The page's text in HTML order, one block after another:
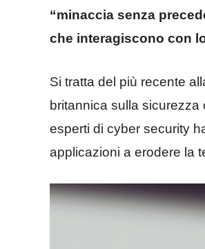
“minaccia senza
che interagiscono con
Si tratta del più recente
britannica sulla sicurezza
esperti di cyber security
applicazioni a erodere la